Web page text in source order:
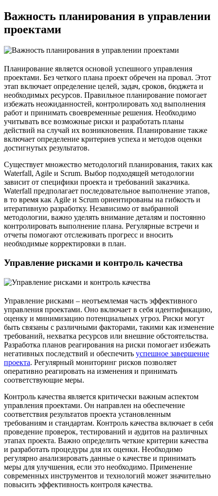
Важность планирования в управлении
проектами
Планирование является основой успешного управления
проектами. Без четкого плана проект обречен на провал. Этот
этап включает определение целей, задач, сроков, бюджета и
необходимых ресурсов. Правильное планирование помогает
избежать неожиданностей, контролировать ход выполнения
работ и принимать своевременные решения. Необходимо
учитывать все возможные риски и разработать планы
действий на случай их возникновения. Планирование также
включает определение критериев успеха и методов оценки
достигнутых результатов.
Существует множество методологий планирования, таких как
Waterfall, Agile и Scrum. Выбор подходящей методологии
зависит от специфики проекта и требований заказчика.
Waterfall предполагает последовательное выполнение этапов,
в то время как Agile и Scrum ориентированы на гибкость и
итеративную разработку. Независимо от выбранной
методологии, важно уделять внимание деталям и постоянно
контролировать выполнение плана. Регулярные встречи и
отчеты помогают отслеживать прогресс и вносить
необходимые корректировки в план.
Управление рисками и контроль качества
Управление рисками – неотъемлемая часть эффективного
управления проектами. Оно включает в себя идентификацию,
оценку и минимизацию потенциальных угроз. Риски могут
быть связаны с различными факторами, такими как изменение
требований, нехватка ресурсов или внешние обстоятельства.
Разработка планов реагирования на риски помогает избежать
негативных последствий и обеспечить успешное завершение
проекта. Регулярный мониторинг рисков позволяет
оперативно реагировать на изменения и принимать
соответствующие меры.
Контроль качества является критически важным аспектом
управления проектами. Он направлен на обеспечение
соответствия результатов проекта установленным
требованиям и стандартам. Контроль качества включает в себя
проведение проверок, тестирований и аудитов на различных
этапах проекта. Важно определить четкие критерии качества
и разработать процедуры для их оценки. Необходимо
регулярно анализировать данные о качестве и принимать
меры для улучшения, если это необходимо. Применение
современных инструментов и технологий может значительно
повысить эффективность контроля качества.